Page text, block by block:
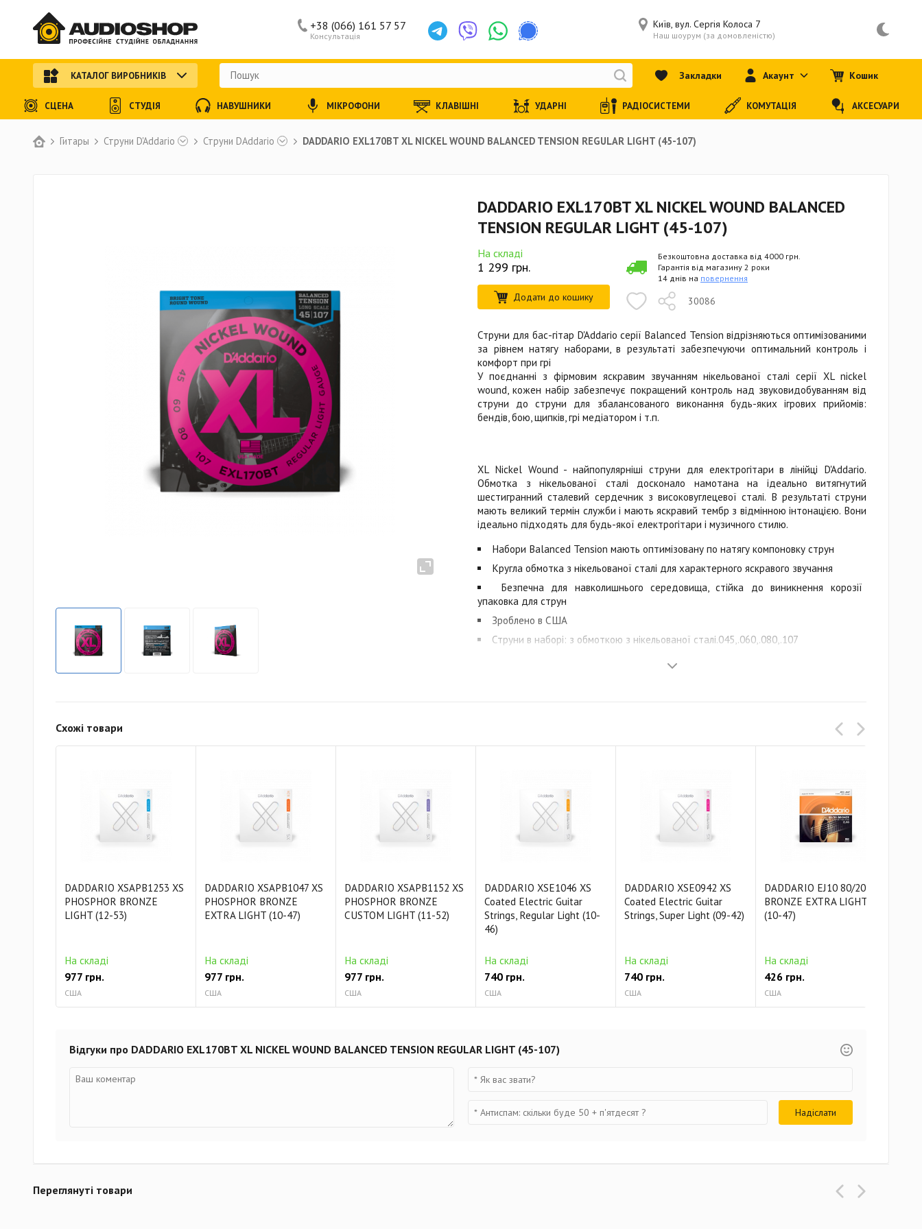
Гитары Струни D'Addario Струни DAddario DADDARIO EXL170BT XL NICKEL WOUND BALANCED TENSION REGULAR LIGHT (45-107)
DADDARIO EXL170BT XL NICKEL WOUND BALANCED
TENSION REGULAR LIGHT (45-107)
На складі
1 299 грн.
Додати до кошику 30086
Безкоштовна доставка від 4000 грн.
Гарантія від магазину 2 роки
14 днів на повернення
Струни для бас-гітар D'Addario серії Balanced Tension відрізняються оптимізованими
за рівнем натягу наборами, в результаті забезпечуючи оптимальний контроль і
комфорт при грі
У поєднанні з фірмовим яскравим звучанням нікельованої сталі серії XL nickel
wound, кожен набір забезпечує покращений контроль над звуковидобуванням від
струни до струни для збалансованого виконання будь-яких ігрових прийомів:
бендів, бою, щипків, грі медіатором і т.п.
XL Nickel Wound - найпопулярніші струни для електрогітари в лінійці D'Addario.
Обмотка з нікельованої сталі досконало намотана на ідеально витягнутий
шестигранний сталевий сердечник з високовуглецевої сталі. В результаті струни
мають великий термін служби і мають яскравий тембр з відмінною інтонацією. Вони
ідеально підходять для будь-якої електрогітари і музичного стилю.
Набори Balanced Tension мають оптимізовану по натягу компоновку струн
Кругла обмотка з нікельованої сталі для характерного яскравого звучання
Безпечна для навколишнього середовища, стійка до виникнення корозії
упаковка для струн
Зроблено в США
Струни в наборі: з обмоткою з нікельованої сталі.045,.060,.080,.107
Схожі товари
DADDARIO XSAPB1253 XS
PHOSPHOR BRONZE
LIGHT (12-53)
На складі
977 грн.
США
DADDARIO XSAPB1047 XS
PHOSPHOR BRONZE
EXTRA LIGHT (10-47)
На складі
977 грн.
США
DADDARIO XSAPB1152 XS
PHOSPHOR BRONZE
CUSTOM LIGHT (11-52)
На складі
977 грн.
США
DADDARIO XSE1046 XS
Coated Electric Guitar
Strings, Regular Light (10-
46)
На складі
740 грн.
США
DADDARIO XSE0942 XS
Coated Electric Guitar
Strings, Super Light (09-42)
На складі
740 грн.
США
DADDARIO EJ10 80/20
BRONZE EXTRA LIGHT
(10-47)
На складі
426 грн.
США
Відгуки про DADDARIO EXL170BT XL NICKEL WOUND BALANCED TENSION REGULAR LIGHT (45-107)
Переглянуті товари
Консультація
+38 (066) 161 57 57 Київ, вул. Сергія Колоса 7
Наш шоурум (за домовленістю)
КАТАЛОГ ВИРОБНИКІВ Закладки Акаунт Кошик
СЦЕНА СТУДІЯ НАВУШНИКИ МІКРОФОНИ КЛАВІШНІ УДАРНІ РАДІОСИСТЕМИ КОМУТАЦІЯ АКСЕСУАРИ